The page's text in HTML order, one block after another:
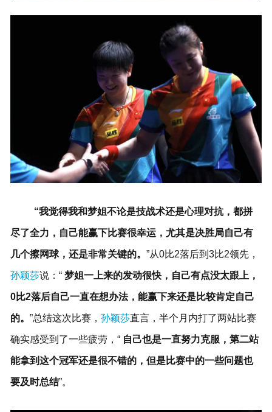
“我觉得我和梦姐不论是技战术还是心理对抗，都拼
尽了全力，自己能赢下比赛很幸运，尤其是决胜局自己有
几个擦网球，还是非常关键的。 ”从0比2落后到3比2领先，
孙颖莎说：“ 梦姐一上来的发动很快，自己有点没太跟上，
0比2落后自己一直在想办法，能赢下来还是比较肯定自己
的。 ”总结这次比赛， 孙颖莎直言，半个月内打了两站比赛
确实感受到了一些疲劳，“ 自己也是一直努力克服，第二站
能拿到这个冠军还是很不错的，但是比赛中的一些问题也
要及时总结”。